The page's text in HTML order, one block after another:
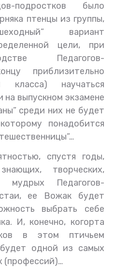
подростков было
птенцы из группы,
вариант
цели, при
Педагогов-
приблизительно
класса) научаться
на выпускном экзамене
среди них не будет
понадобится
спустя годы,
творческих,
мудрых Педагогов-
ее Вожак будет
выбрать себе
И, конечно, когорта
в этом птичьем
одной из самых
(профессий)…